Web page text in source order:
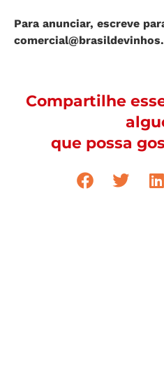
Para anunciar, escreve
Compartilhe
que possa